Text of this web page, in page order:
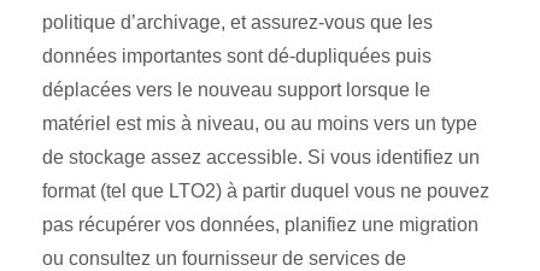
politique d’archivage, et assurez-vous que les
données importantes sont dé-dupliquées puis
déplacées vers le nouveau support lorsque le
matériel est mis à niveau, ou au moins vers un type
de stockage assez accessible. Si vous identifiez un
format (tel que LTO2) à partir duquel vous ne pouvez
pas récupérer vos données, planifiez une migration
ou consultez un fournisseur de services de